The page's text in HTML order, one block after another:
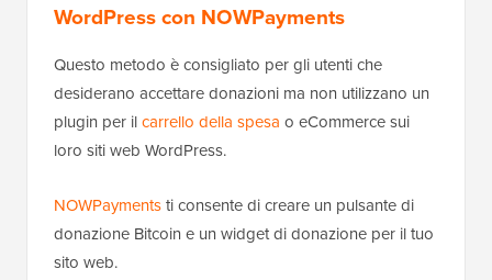
WordPress con NOWPayments
Questo metodo è consigliato per gli utenti che
desiderano accettare donazioni ma non utilizzano un
plugin per ilcarrello della spesa o eCommerce sui
loro siti web WordPress.
NOWPaymentsti consente di creare un pulsante di
donazione Bitcoin e un widget di donazione per il tuo
sito web.